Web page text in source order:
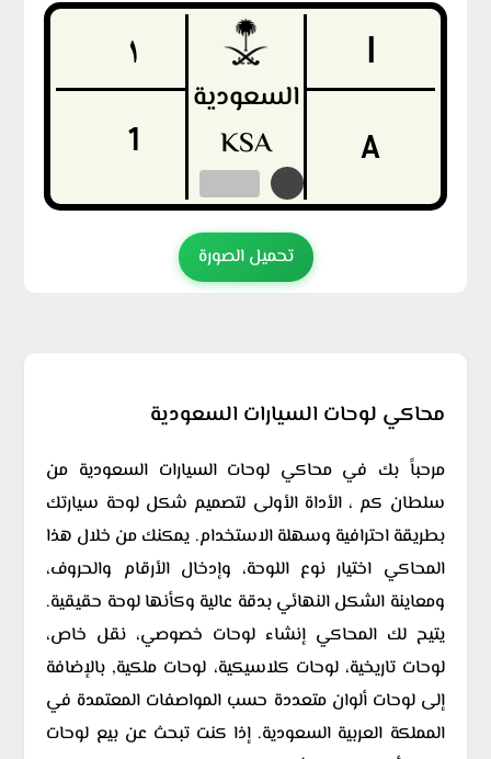
A
السعودية
KSA
١
1
تحميل الصورة
محاكي لوحات السيارات السعودية
مرحباً بك في محاكي لوحات السيارات السعودية من
سلطان كم ، الأداة الأولى لتصميم شكل لوحة سيارتك
بطريقة احترافية وسهلة الاستخدام. يمكنك من خلال هذا
المحاكي اختيار نوع اللوحة، وإدخال الأرقام والحروف،
ومعاينة الشكل النهائي بدقة عالية وكأنها لوحة حقيقية.
يتيح لك المحاكي إنشاء لوحات خصوصي، نقل خاص،
لوحات تاريخية، لوحات كلاسيكية، لوحات ملكية, بالإضافة
إلى لوحات ألوان متعددة حسب المواصفات المعتمدة في
المملكة العربية السعودية. إذا كنت تبحث عن بيع لوحات